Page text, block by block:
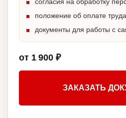
положение об оплате труда
документы для работы с
от 1 900 ₽
ЗАКАЗАТЬ